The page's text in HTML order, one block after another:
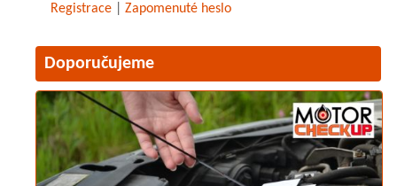
Registrace Zapomenuté heslo
Doporučujeme